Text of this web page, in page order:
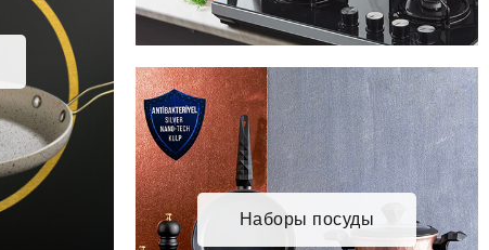
Наборы посуды